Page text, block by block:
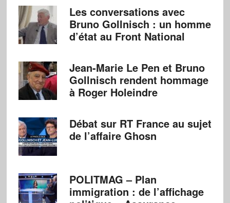
Les conversations avec
Bruno Gollnisch : un homme
d’état au Front National
Jean-Marie Le Pen et Bruno
Gollnisch rendent hommage
à Roger Holeindre
Débat sur RT France au sujet
de l’affaire Ghosn
POLITMAG – Plan
immigration : de l’affichage